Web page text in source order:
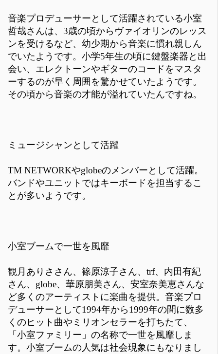
音楽プロデューサーとして活躍されている小室
哲哉さんは、3歳の頃からヴァイオリンのレッス
ンを受けるなど、幼少期から音楽に慣れ親しん
でいたようです。小学5年生の頃に鍵盤楽器と出
会い、エレクトーンやギターのコードをマスタ
ーするのが早く周囲を驚かせていたようです。
その頃から音楽の才能が溢れていたんですね。
ミュージシャンとして活躍
TM NETWORKやglobeのメンバーとして活躍。
バンドやユニットではキーボードを担当するこ
とが多いようです。
小室ブームで一世を風靡
観月ありささん、篠原涼子さん、trf、内田有紀
さん、globe、華原朋美さん、安室奈美恵さんな
ど多くのアーティストに楽曲を提供。音楽プロ
デューサーとして1994年から1999年の間に数多
くのヒット曲やミリオンセラーを打ちたて、
「小室ファミリー」の名称で一世を風靡しま
す。小室ブームの人気は社会現象にもなりまし